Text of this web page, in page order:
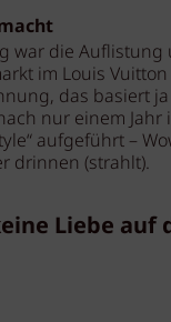
war die Auflistung
im Louis
das basiert
nur einem
aufgeführt –
drinnen (strahlt).
Liebe auf